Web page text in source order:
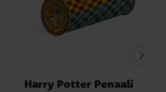
Harry Potter Penaali